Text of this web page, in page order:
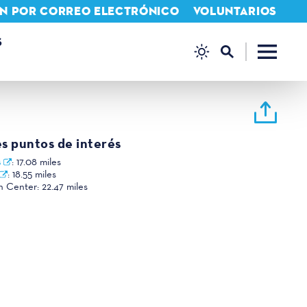
POR CORREO ELECTRÓNICO VOLUNTARIOS
puntos de interés
: 17.08 miles
: 18.55 miles
Center: 22.47 miles